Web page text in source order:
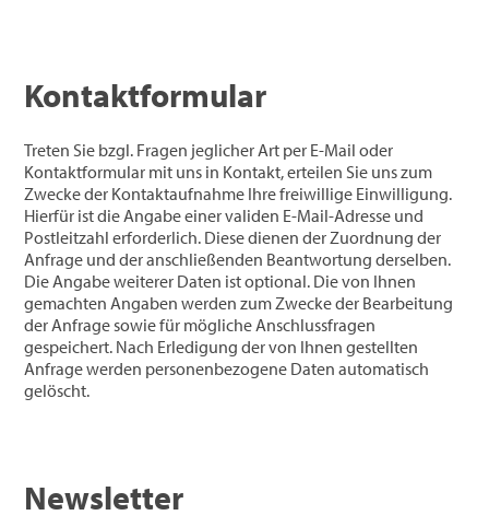
Kontaktformular
Treten Sie bzgl. Fragen jeglicher Art per E-Mail oder
Kontaktformular mit uns in Kontakt, erteilen Sie uns zum
Zwecke der Kontaktaufnahme Ihre freiwillige Einwilligung.
Hierfür ist die Angabe einer validen E-Mail-Adresse und
Postleitzahl erforderlich. Diese dienen der Zuordnung der
Anfrage und der anschließenden Beantwortung derselben.
Die Angabe weiterer Daten ist optional. Die von Ihnen
gemachten Angaben werden zum Zwecke der Bearbeitung
der Anfrage sowie für mögliche Anschlussfragen
gespeichert. Nach Erledigung der von Ihnen gestellten
Anfrage werden personenbezogene Daten automatisch
gelöscht.
Newsletter